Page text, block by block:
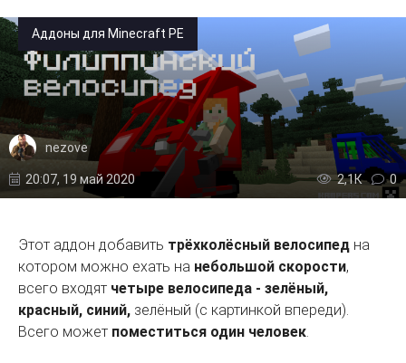
Аддоны для Minecraft PE
nezove
20:07, 19 май 2020 2,1К 0
Этот аддон добавить трёхколёсный велосипед на
котором можно ехать на небольшой скорости,
всего входят четыре велосипеда - зелёный,
красный, синий, зелёный (с картинкой впереди).
Всего может поместиться один человек.